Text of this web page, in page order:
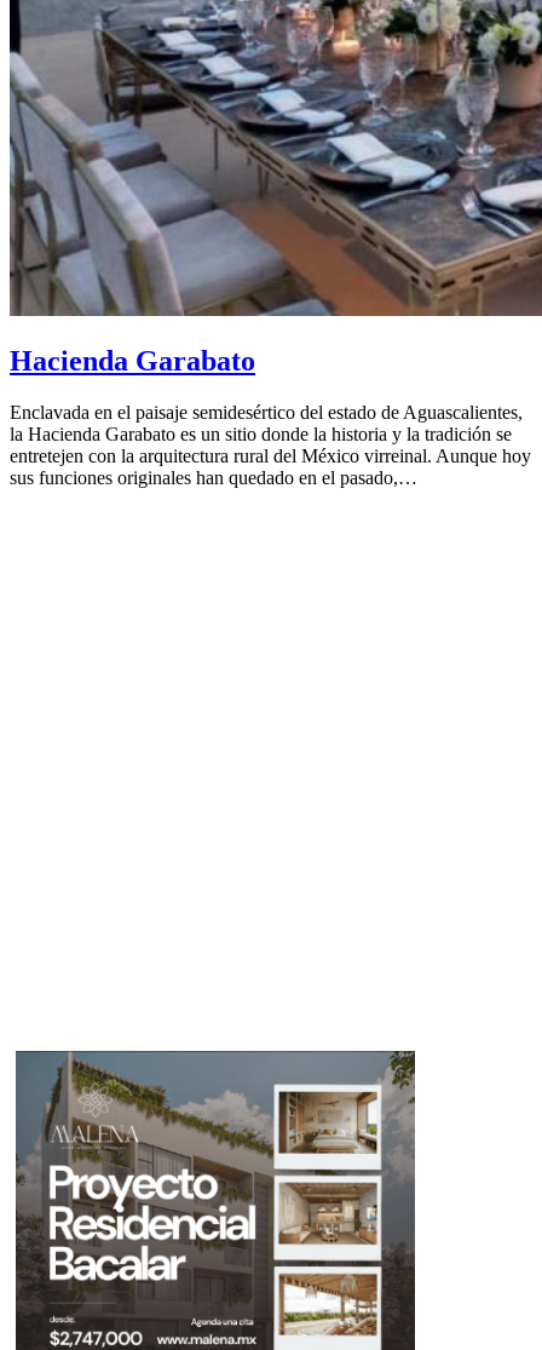
Hacienda Garabato
Enclavada en el paisaje semidesértico del estado de Aguascalientes,
la Hacienda Garabato es un sitio donde la historia y la tradición se
entretejen con la arquitectura rural del México virreinal. Aunque hoy
sus funciones originales han quedado en el pasado,…